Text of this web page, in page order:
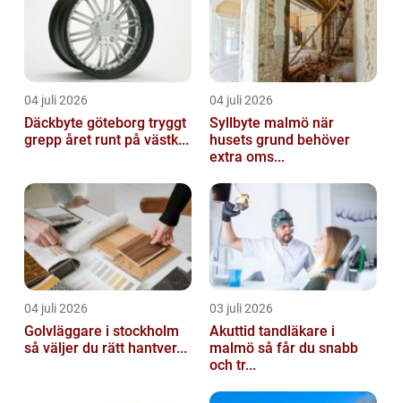
04 juli 2026
Däckbyte göteborg tryggt
grepp året runt på västk...
04 juli 2026
Syllbyte malmö när
husets grund behöver
extra oms...
04 juli 2026
Golvläggare i stockholm
så väljer du rätt hantver...
03 juli 2026
Akuttid tandläkare i
malmö så får du snabb
och tr...